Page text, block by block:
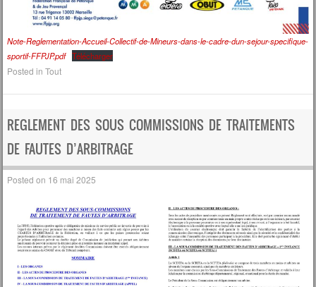
Note-Reglementation-Accueil-Collectif-de-Mineurs-dans-le-cadre-dun-sejour-specifique-
sportif-FFPJP.pdf Télécharger
Posted inTout
REGLEMENT DES SOUS COMMISSIONS DE TRAITEMENTS
DE FAUTES D’ARBITRAGE
Posted on 16 mai 2025